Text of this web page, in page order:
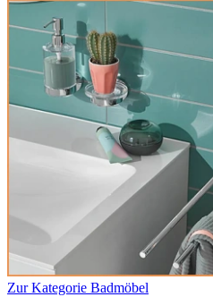
Zur Kategorie Badmöbel